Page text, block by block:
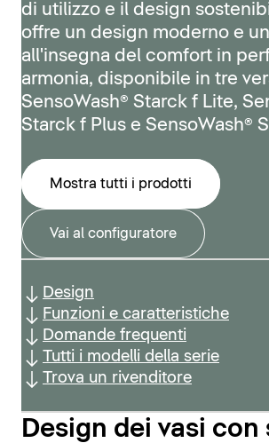
di utilizzo e il design
offre un design moderno e
all'insegna del comfort in
armonia, disponibile in tre
SensoWash® Starck f Lite,
Starck f Plus e SensoWash®
Mostra tutti i prodotti
Vai al configuratore
Design
Funzioni e caratteristiche
Domande frequenti
Tutti i modelli della serie
Trova un rivenditore
Design dei vasi con